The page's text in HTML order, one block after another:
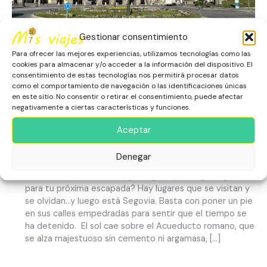
Gestionar consentimiento
Para ofrecer las mejores experiencias, utilizamos tecnologías como las
cookies para almacenar y/o acceder a la información del dispositivo. El
consentimiento de estas tecnologías nos permitirá procesar datos
como el comportamiento de navegación o las identificaciones únicas
en este sitio. No consentir o retirar el consentimiento, puede afectar
negativamente a ciertas características y funciones.
Aceptar
Denegar
Segovia, más allá del
Acueducto, una ciudad que te
transporta a otra época
Escapadas,España,Europa,Patrimonio Histórico,
para tu próxima escapada? Hay lugares que se visitan y
se olvidan…y luego está Segovia. Basta con poner un pie
en sus calles empedradas para sentir que el tiempo se
ha detenido. El sol cae sobre el Acueducto romano, que
se alza majestuoso sin cemento ni argamasa, […]
que
transporta
otra
época